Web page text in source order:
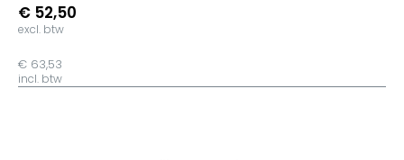
€ 52,50
excl. btw
€ 63,53
incl. btw